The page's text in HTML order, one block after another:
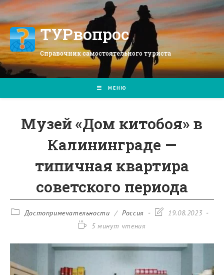
Перейти
к
содержимомуТУРвопрос
Справочник самостоятельного туриста
МЕНЮ
Музей «Дом китобоя» в
Калининграде —
типичная квартира
советского периода
РубрикаДостопримечательности / Россия
Запись19.08.2023
Время5 минут чтения